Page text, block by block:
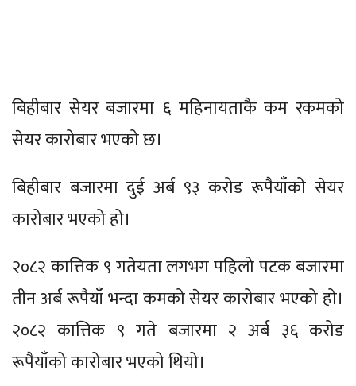
बिहीबार सेयर बजारमा ६ महिनायताकै कम रकमको
सेयर कारोबार भएको छ।
बिहीबार बजारमा दुई अर्ब ९३ करोड रूपैयाँको सेयर
कारोबार भएको हो।
२०८२ कात्तिक ९ गतेयता लगभग पहिलो पटक बजारमा
तीन अर्ब रूपैयाँ भन्दा कमको सेयर कारोबार भएको हो।
२०८२ कात्तिक ९ गते बजारमा २ अर्ब ३६ करोड
रूपैयाँको कारोबार भएको थियो।